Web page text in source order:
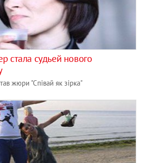
стала судьей нового
жюри "Співай як зірка"